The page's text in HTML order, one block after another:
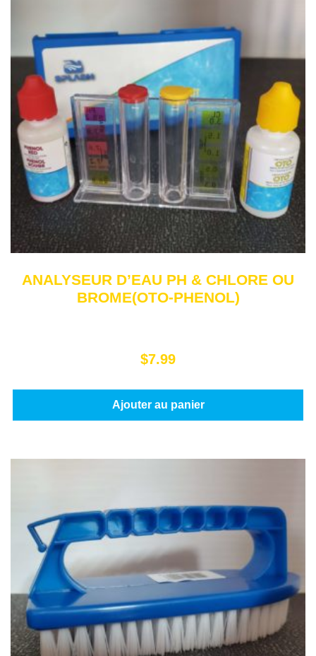
ANALYSEUR D’EAU PH & CHLORE OU
BROME(OTO-PHENOL)
$7.99
Ajouter au panier